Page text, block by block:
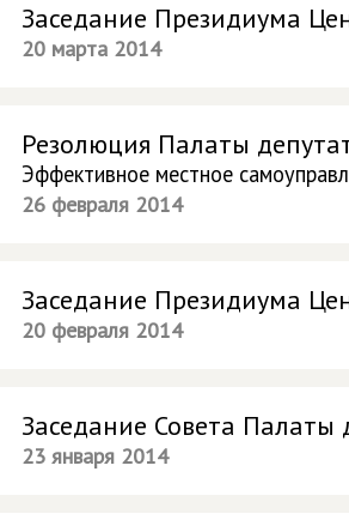
Заседание Президиума
20 марта 2014
Резолюция Палаты
Эффективное местное
26 февраля 2014
Заседание Президиума
20 февраля 2014
Заседание Совета Палаты
23 января 2014